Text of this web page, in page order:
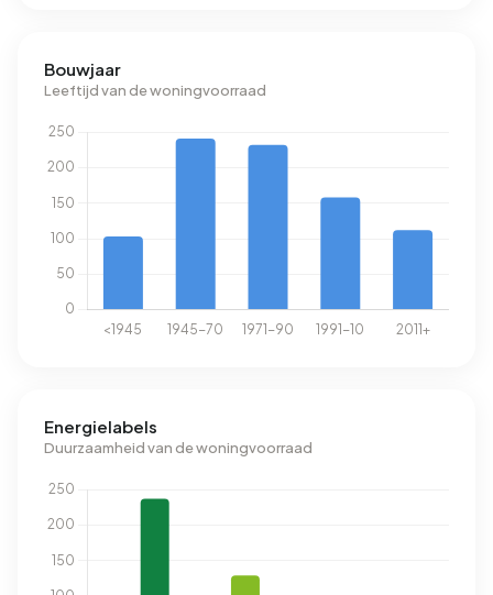
Bouwjaar
Leeftijd van de woningvoorraad
Energielabels
Duurzaamheid van de woningvoorraad